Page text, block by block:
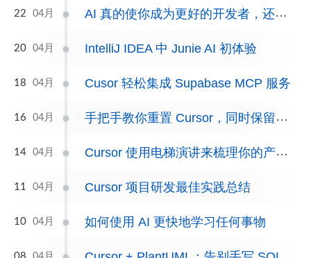
22 04月 AI 真的使你成为更好的开发者，还是只是更快了？
20 04月 IntelliJ IDEA 中 Junie AI 初体验
18 04月 Cusor 轻松集成 Supabase MCP 服务
16 04月 手把手教你重置 Cursor，同时保留所有配置
14 04月 Cursor 使用电梯演讲来梳理你的产品愿景
11 04月 Cursor 项目研发最佳实践总结
10 04月 如何使用 AI 更快地学习任何事物
04月